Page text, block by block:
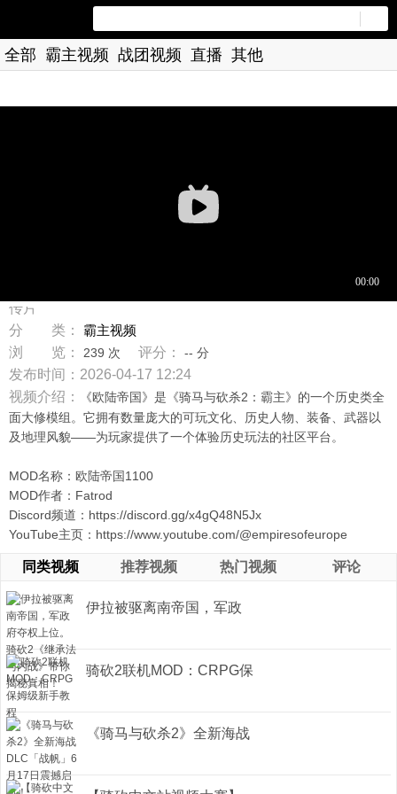
全部 霸主视频 战团视频 直播 其他
标 题：圣战再起！骑砍2《欧陆帝国1100》官方电影宣
传片
分 类：
霸主视频
浏 览：
239 次 评分： -- 分
发布时间：2026-04-17 12:24
视频介绍：
《欧陆帝国》是《骑马与砍杀2：霸主》的一个历史类全
面大修模组。它拥有数量庞大的可玩文化、历史人物、装备、武器以
及地理风貌——为玩家提供了一个体验历史玩法的社区平台。
MOD名称：欧陆帝国1100
MOD作者：Fatrod
Discord频道：https://discord.gg/x4gQ48N5Jx
YouTube主页：https://www.youtube.com/@empiresofeurope
同类视频 推荐视频 热门视频 评论
伊拉被驱离南帝国，军政
骑砍2联机MOD：CRPG保
《骑马与砍杀2》全新海战